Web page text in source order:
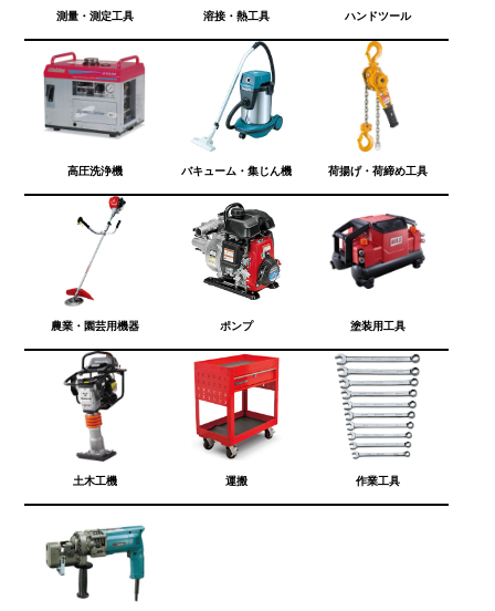
測量・測定工具 溶接・熱工具 ハンドツール
高圧洗浄機 バキューム・集じん機 荷揚げ・荷締め工具
農業・園芸用機器 ポンプ 塗装用工具
土木工機 運搬 作業工具